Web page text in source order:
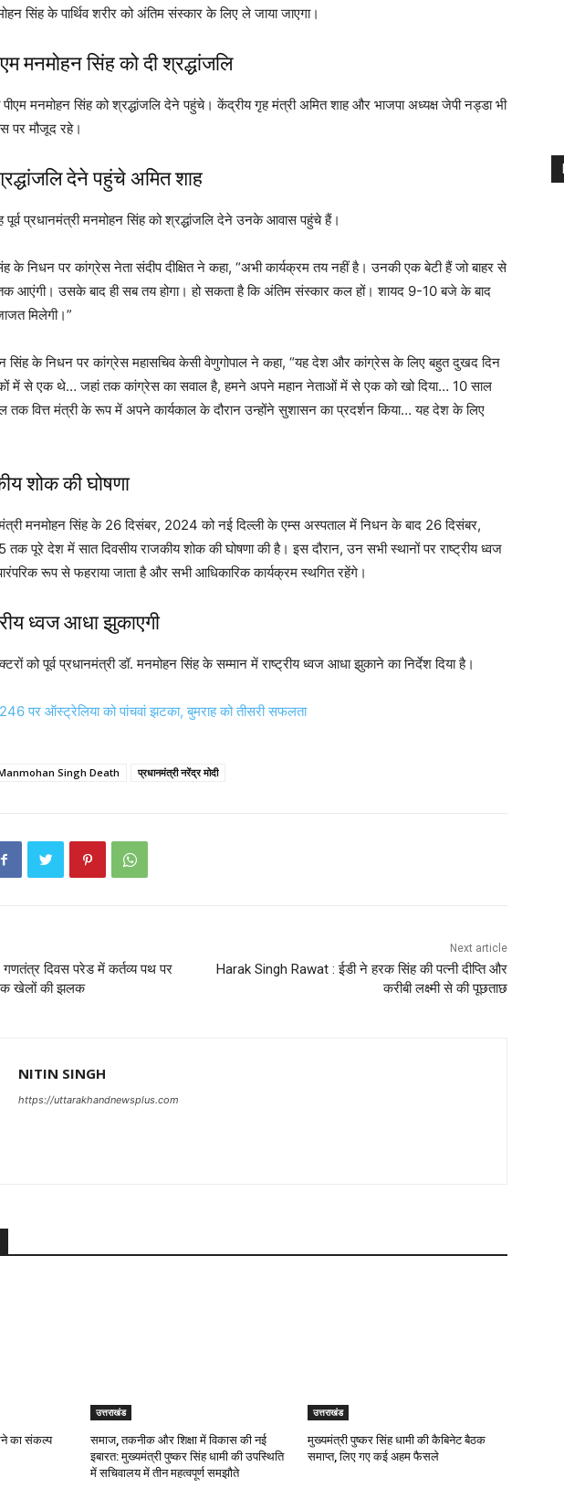
सिंह के पार्थिव शरीर को अंतिम संस्कार के लिए ले जाया जाएगा।
मनमोहन सिंह को दी श्रद्धांजलि
पीएम मनमोहन सिंह को श्रद्धांजलि देने पहुंचे। केंद्रीय गृह मंत्री अमित शाह और भाजपा अध्यक्ष जेपी नड्डा भी
पर मौजूद रहे।
देने पहुंचे अमित शाह
पूर्व प्रधानमंत्री मनमोहन सिंह को श्रद्धांजलि देने उनके आवास पहुंचे हैं।
के निधन पर कांग्रेस नेता संदीप दीक्षित ने कहा, “अभी कार्यक्रम तय नहीं है। उनकी एक बेटी हैं जो बाहर से
तक आएंगी। उसके बाद ही सब तय होगा। हो सकता है कि अंतिम संस्कार कल हों। शायद 9-10 बजे के बाद
मिलेगी।”
सिंह के निधन पर कांग्रेस महासचिव केसी वेणुगोपाल ने कहा, “यह देश और कांग्रेस के लिए बहुत दुखद दिन
में से एक थे… जहां तक कांग्रेस का सवाल है, हमने अपने महान नेताओं में से एक को खो दिया… 10 साल
वित्त मंत्री के रूप में अपने कार्यकाल के दौरान उन्होंने सुशासन का प्रदर्शन किया… यह देश के लिए
शोक की घोषणा
मनमोहन सिंह के 26 दिसंबर, 2024 को नई दिल्ली के एम्स अस्पताल में निधन के बाद 26 दिसंबर,
पूरे देश में सात दिवसीय राजकीय शोक की घोषणा की है। इस दौरान, उन सभी स्थानों पर राष्ट्रीय ध्वज
रूप से फहराया जाता है और सभी आधिकारिक कार्यक्रम स्थगित रहेंगे।
ध्वज आधा झुकाएगी
को पूर्व प्रधानमंत्री डॉ. मनमोहन सिंह के सम्मान में राष्ट्रीय ध्वज आधा झुकाने का निर्देश दिया है।
पर ऑस्ट्रेलिया को पांचवां झटका, बुमराह को तीसरी सफलता
Singh Death प्रधानमंत्री नरेंद्र मोदी
दिवस परेड में कर्तव्य पथ पर
खेलों की झलक
Next article
Harak Singh Rawat : ईडी ने हरक सिंह की पत्नी दीप्ति और
करीबी लक्ष्मी से की पूछताछ
NITIN SINGH
https://uttarakhandnewsplus.com
का संकल्प
उत्तराखंड
समाज, तकनीक और शिक्षा में विकास की नई
इबारत: मुख्यमंत्री पुष्कर सिंह धामी की उपस्थिति
में सचिवालय में तीन महत्वपूर्ण समझौते
उत्तराखंड
मुख्यमंत्री पुष्कर सिंह धामी की कैबिनेट बैठक
समाप्त, लिए गए कई अहम फैसले